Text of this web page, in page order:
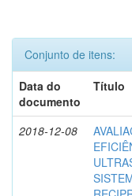
Conjunto de itens:
Data do
documento
Título
2018-12-08